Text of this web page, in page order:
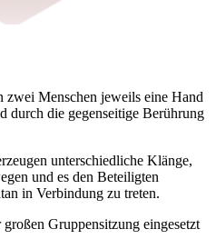
Menschen jeweils eine Hand
durch die gegenseitige Berührung
unterschiedliche Klänge,
und es den Beteiligten
in Verbindung zu treten.
Gruppensitzung eingesetzt